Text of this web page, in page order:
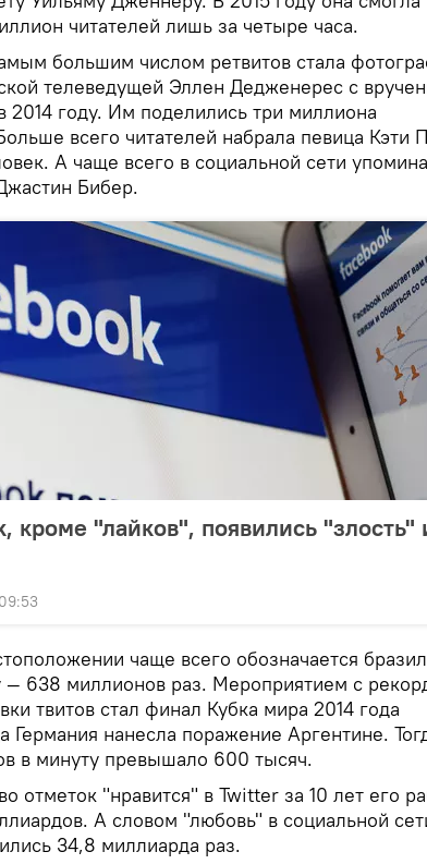
читателей лишь за четыре часа.
большим числом ретвитов стала
телеведущей Эллен Дедженерес с
2014 году. Им поделились три миллиона
всего читателей набрала певица Кэти
А чаще всего в социальной сети
Бибер.
кроме "лайков", появились "злость"
чаще всего обозначается
— 638 миллионов раз. Мероприятием с
твитов стал финал Кубка мира 2014 года
Германия нанесла поражение Аргентине.
в минуту превышало 600 тысяч.
отметок "нравится" в Twitter за 10 лет его
А словом "любовь" в социальной
34,8 миллиарда раз.